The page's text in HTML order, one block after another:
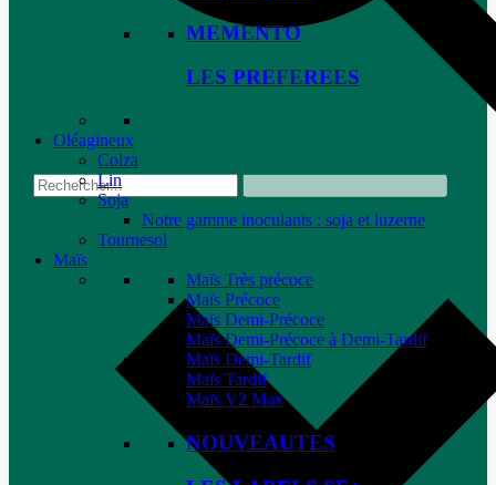
MEMENTO
LES PREFEREES
Oléagineux
Colza
Lin
Soja
Notre gamme inoculants : soja et luzerne
Tournesol
Maïs
Maïs Très précoce
Maïs Précoce
Maïs Demi-Précoce
Maïs Demi-Précoce à Demi-Tardif
Maïs Demi-Tardif
Maïs Tardif
Maïs V2 Max
NOUVEAUTES